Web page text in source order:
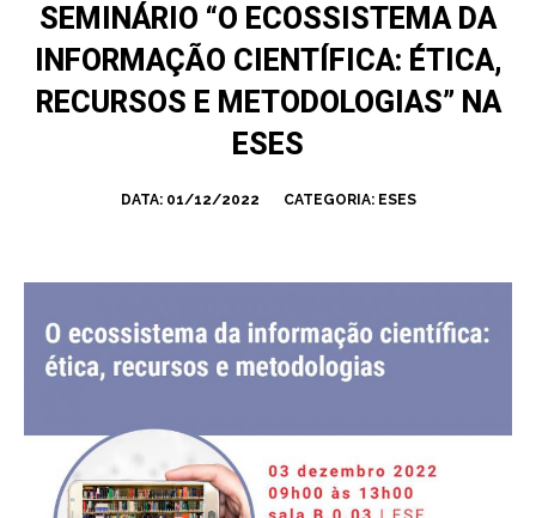
SEMINÁRIO “O ECOSSISTEMA DA
INFORMAÇÃO CIENTÍFICA: ÉTICA,
RECURSOS E METODOLOGIAS” NA
ESES
DATA: 01/12/2022 CATEGORIA: ESES